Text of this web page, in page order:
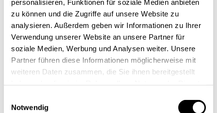
personalisieren, Funktionen für soziale Medien anbieten
zu können und die Zugriffe auf unsere Website zu
analysieren. Außerdem geben wir Informationen zu Ihrer
Verwendung unserer Website an unsere Partner für
soziale Medien, Werbung und Analysen weiter. Unsere
Partner führen diese Informationen möglicherweise mit
weiteren Daten zusammen, die Sie ihnen bereitgestellt
Notwendig